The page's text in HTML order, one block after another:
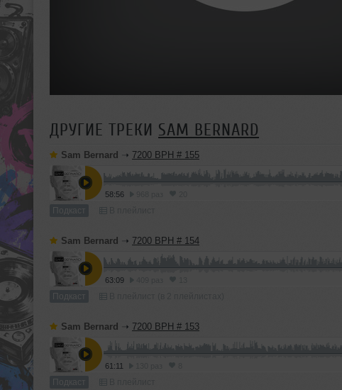
ДРУГИЕ ТРЕКИ SAM BERNARD
Sam Bernard ➝ 7200 BPH # 155
58:56
Подкаст
Sam Bernard ➝ 7200 BPH # 154
63:09
Подкаст
Sam Bernard ➝ 7200 BPH # 153
61:11
Подкаст